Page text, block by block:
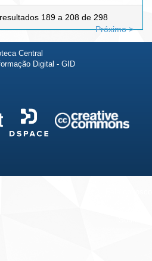
189 a 208 de 298
Próximo >
Central
Digital - GID